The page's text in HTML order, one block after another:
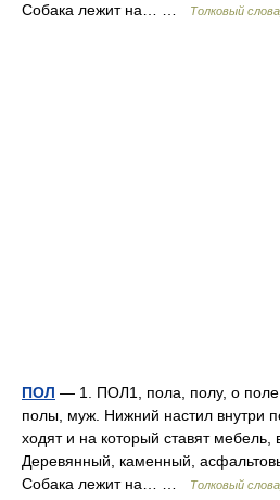
Собака лежит на… …
Толковый
ПОЛ — 1. ПОЛ1, пола, полу, о
полы, муж. Нижний настил внутри
ходят и на который ставят мебель,
Деревянный, каменный,
Собака лежит на… …
Толковый